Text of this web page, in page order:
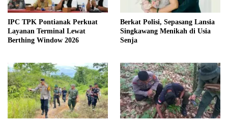
IPC TPK Pontianak Perkuat
Layanan Terminal Lewat
Berthing Window 2026
Berkat Polisi, Sepasang Lansia
Singkawang Menikah di Usia
Senja